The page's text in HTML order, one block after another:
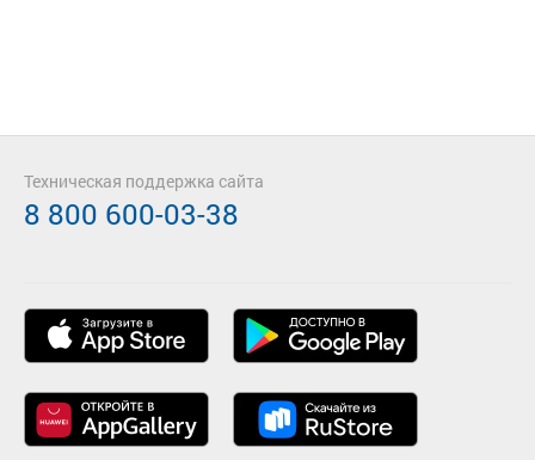
Техническая поддержка сайта
8 800 600-03-38